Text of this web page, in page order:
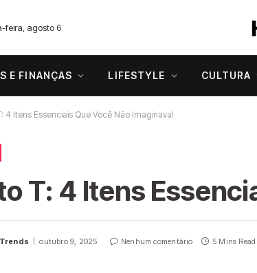
feira, agosto 6
E FINANÇAS LIFESTYLE CULTURA
4 Itens Essenciais Que Você Não Imaginava!
T: 4 Itens
outubro 9, 2025 Nenhum comentário 5 Mins Read